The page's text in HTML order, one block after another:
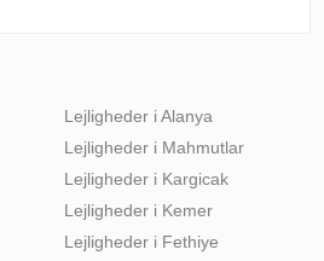
Lejligheder i Alanya
Lejligheder i Mahmutlar
Lejligheder i Kargicak
Lejligheder i Kemer
Lejligheder i Fethiye